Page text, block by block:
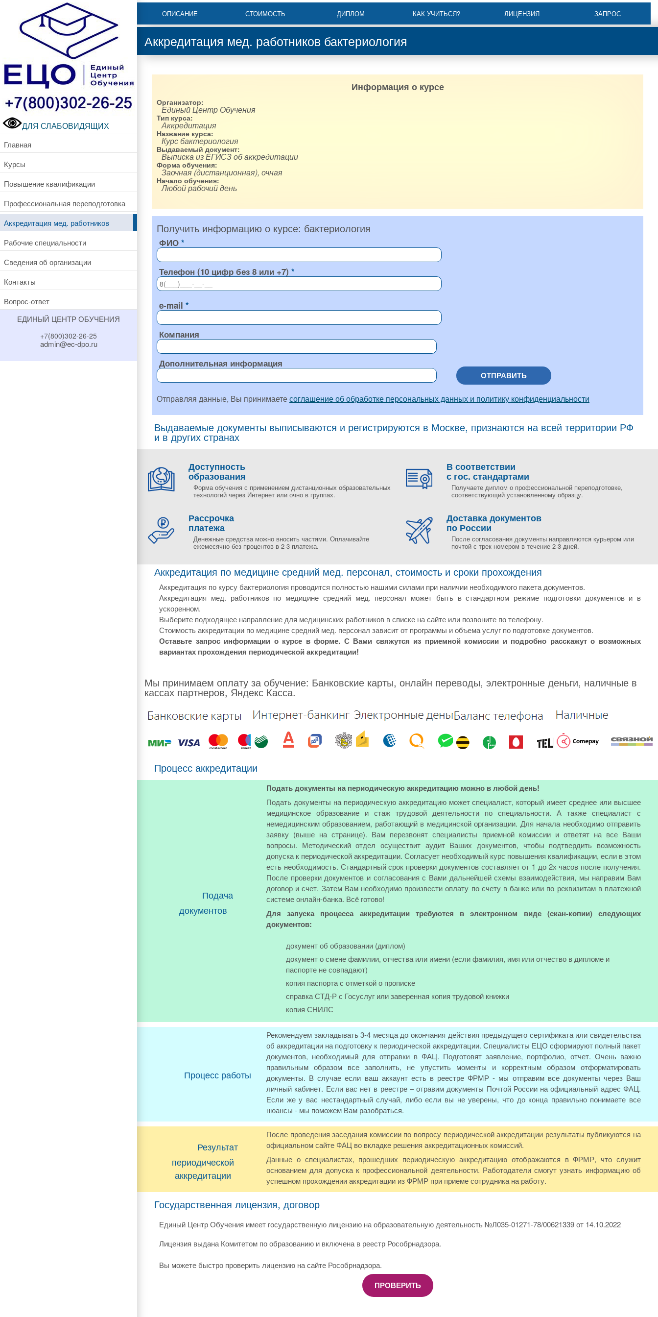
ДЛЯ СЛАБОВИДЯЩИХ
Главная
Курсы
Повышение квалификации
Профессиональная переподготовка
Аккредитация мед. работников
Рабочие специальности
Сведения об организации
Контакты
Вопрос-ответ
ЕДИНЫЙ ЦЕНТР ОБУЧЕНИЯ
+7(800)302-26-25
admin@ec-dpo.ru
ОПИСАНИЕ СТОИМОСТЬ ДИПЛОМ КАК УЧИТЬСЯ? ЛИЦЕНЗИЯ ЗАПРОС
Аккредитация мед. работников бактериология
Информация о курсе
Организатор:
Единый Центр Обучения
Тип курса:
Аккредитация
Название курса:
Курс бактериология
Выдаваемый документ:
Выписка из ЕГИСЗ об аккредитации
Форма обучения:
Заочная (дистанционная), очная
Начало обучения:
Любой рабочий день
Получить информацию о курсе: бактериология
ФИО
Телефон (10 цифр без 8 или +7)
e-mail
Компания
Дополнительная информация
ОТПРАВИТЬ
Отправляя данные, Вы принимаетесоглашение об обработке персональных данных и политику конфиденциальности
Выдаваемые документы выписываются и регистрируются в Москве, признаются на всей территории РФ
и в других странах
Доступность
образования
Форма обучения с применением дистанционных образовательных
технологий через Интернет или очно в группах.
В соответствии
с гос. стандартами
Получаете диплом о профессиональной переподготовке,
соответствующий установленному образцу.
Рассрочка
платежа
Денежные средства можно вносить частями. Оплачивайте
ежемесячно без процентов в 2-3 платежа.
Доставка документов
по России
После согласования документы направляются курьером или
почтой с трек номером в течение 2-3 дней.
Аккредитация по медицине средний мед. персонал, стоимость и сроки прохождения
Аккредитация по курсу бактериология проводится полностью нашими силами при наличии необходимого пакета документов.
Аккредитация мед. работников по медицине средний мед. персонал может быть в стандартном режиме подготовки документов и в
ускоренном.
Выберите подходящее направление для медицинских работников в списке на сайте или позвоните по телефону.
Стоимость аккредитации по медицине средний мед. персонал зависит от программы и объема услуг по подготовке документов.
Оставьте запрос информации о курсе в форме. С Вами свяжутся из приемной комиссии и подробно расскажут о возможных
вариантах прохождения периодической аккредитации!
Мы принимаем оплату за обучение: Банковские карты, онлайн переводы, электронные деньги, наличные в
кассах партнеров, Яндекс Касса.
Процесс аккредитации
Подача
документов
Подать документы на периодическую аккредитацию можно в любой день!
Подать документы на периодическую аккредитацию может специалист, который имеет среднее или высшее
медицинское образование и стаж трудовой деятельности по специальности. А также специалист с
немедицинским образованием, работающий в медицинской организации. Для начала необходимо отправить
заявку (выше на странице). Вам перезвонят специалисты приемной комиссии и ответят на все Ваши
вопросы. Методический отдел осуществит аудит Ваших документов, чтобы подтвердить возможность
допуска к периодической аккредитации. Согласует необходимый курс повышения квалификации, если в этом
есть необходимость. Стандартный срок проверки документов составляет от 1 до 2х часов после получения.
После проверки документов и согласования с Вами дальнейшей схемы взаимодействия, мы направим Вам
договор и счет. Затем Вам необходимо произвести оплату по счету в банке или по реквизитам в платежной
системе онлайн-банка. Всё готово!
Для запуска процесса аккредитации требуются в электронном виде (скан-копии) следующих
документов:
документ об образовании (диплом)
документ о смене фамилии, отчества или имени (если фамилия, имя или отчество в дипломе и
паспорте не совпадают)
копия паспорта с отметкой о прописке
справка СТД-Р с Госуслуг или заверенная копия трудовой книжки
копия СНИЛС
Процесс работы
Рекомендуем закладывать 3-4 месяца до окончания действия предыдущего сертификата или свидетельства
об аккредитации на подготовку к периодической аккредитации. Специалисты ЕЦО сформируют полный пакет
документов, необходимый для отправки в ФАЦ. Подготовят заявление, портфолио, отчет. Очень важно
правильным образом все заполнить, не упустить моменты и корректным образом отформатировать
документы. В случае если ваш аккаунт есть в реестре ФРМР - мы отправим все документы через Ваш
личный кабинет. Если вас нет в реестре – отравим документы Почтой России на официальный адрес ФАЦ.
Если же у вас нестандартный случай, либо если вы не уверены, что до конца правильно понимаете все
нюансы - мы поможем Вам разобраться.
Результат
периодической
аккредитации
После проведения заседания комиссии по вопросу периодической аккредитации результаты публикуются на
официальном сайте ФАЦ во вкладке решения аккредитационных комиссий.
Данные о специалистах, прошедших периодическую аккредитацию отображаются в ФРМР, что служит
основанием для допуска к профессиональной деятельности. Работодатели смогут узнать информацию об
успешном прохождении аккредитации из ФРМР при приеме сотрудника на работу.
Государственная лицензия, договор
Единый Центр Обучения имеет государственную лицензию на образовательную деятельность №Л035-01271-78/00621339 от 14.10.2022
Лицензия выдана Комитетом по образованию и включена в реестр Рособрнадзора.
Вы можете быстро проверить лицензию на сайте Рособрнадзора.
ПРОВЕРИТЬ